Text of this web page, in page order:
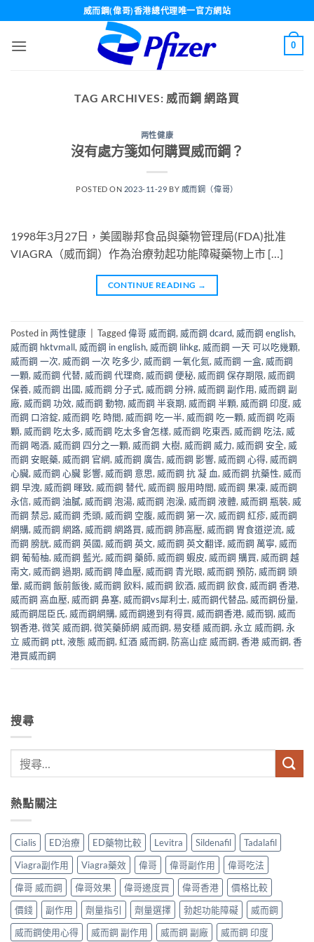
to
content
威而鋼(偉哥)香港總代理唯一官方網站
0
TAG ARCHIVES: 威而鋼 網路買
两性健康
沒有處方箋如何購買威而鋼？
POSTED ON 2023-11-29 BY 威而鋼（偉哥）
1998年3月27日，美國聯邦食品與藥物管理局(FDA)批准
VIAGRA（威而鋼）作為治療勃起功能障礙藥物上市 […]
CONTINUE READING →
Posted in两性健康 Tagged偉哥 威而鋼, 威而鋼 dcard, 威而鋼 english,
威而鋼 hktvmall, 威而鋼 in english, 威而鋼 lihkg, 威而鋼 一天 可以吃幾顆,
威而鋼 一次, 威而鋼 一次 吃多少, 威而鋼 一氧化氮, 威而鋼 一盒, 威而鋼
一顆, 威而鋼 代替, 威而鋼 代理商, 威而鋼 便秘, 威而鋼 保存期限, 威而鋼
保養, 威而鋼 出國, 威而鋼 分子式, 威而鋼 分辨, 威而鋼 副作用, 威而鋼 副
廠, 威而鋼 功效, 威而鋼 動物, 威而鋼 半衰期, 威而鋼 半顆, 威而鋼 印度, 威
而鋼 口溶錠, 威而鋼 吃 時間, 威而鋼 吃一半, 威而鋼 吃一顆, 威而鋼 吃兩
顆, 威而鋼 吃太多, 威而鋼 吃太多會怎樣, 威而鋼 吃東西, 威而鋼 吃法, 威
而鋼 喝酒, 威而鋼 四分之一顆, 威而鋼 大樹, 威而鋼 威力, 威而鋼 安全, 威
而鋼 安眠藥, 威而鋼 官網, 威而鋼 廣告, 威而鋼 影響, 威而鋼 心得, 威而鋼
心臟, 威而鋼 心臟 影響, 威而鋼 意思, 威而鋼 抗 凝 血, 威而鋼 抗藥性, 威而
鋼 早洩, 威而鋼 暉致, 威而鋼 替代, 威而鋼 服用時間, 威而鋼 果凍, 威而鋼
永信, 威而鋼 油膩, 威而鋼 泡湯, 威而鋼 泡澡, 威而鋼 液體, 威而鋼 瓶裝, 威
而鋼 禁忌, 威而鋼 禿頭, 威而鋼 空腹, 威而鋼 第一次, 威而鋼 紅疹, 威而鋼
網購, 威而鋼 網路, 威而鋼 網路買, 威而鋼 肺高壓, 威而鋼 胃食道逆流, 威
而鋼 膀胱, 威而鋼 英國, 威而鋼 英文, 威而鋼 英文翻译, 威而鋼 萬寧, 威而
鋼 葡萄柚, 威而鋼 藍光, 威而鋼 藥師, 威而鋼 蝦皮, 威而鋼 購買, 威而鋼 越
南文, 威而鋼 過期, 威而鋼 降血壓, 威而鋼 青光眼, 威而鋼 預防, 威而鋼 頭
暈, 威而鋼 飯前飯後, 威而鋼 飲料, 威而鋼 飲酒, 威而鋼 飲食, 威而鋼 香港,
威而鋼 高血壓, 威而鋼 鼻塞, 威而鋼vs犀利士, 威而鋼代替品, 威而鋼份量,
威而鋼屈臣氏, 威而鋼網購, 威而鋼邊到有得買, 威而鋼香港, 威而钢, 威而
钢香港, 微笑 威而鋼, 微笑藥師網 威而鋼, 易安穩 威而鋼, 永立 威而鋼, 永
立 威而鋼 ptt, 液態 威而鋼, 紅酒 威而鋼, 防高山症 威而鋼, 香港 威而鋼, 香
港買威而鋼
搜尋
熱點關注
Cialis ED治療 ED藥物比較 Levitra Sildenafil
Tadalafil
Viagra副作用
Viagra藥效 偉哥 偉哥副作用
偉哥吃法
偉哥 威而鋼
偉哥效果 偉哥邊度買 偉哥香港
價格比較
價錢
副作用 劑量指引 劑量選擇 勃起功能障礙
威而鋼
威而鋼使用心得
威而鋼 副作用 威而鋼 副廠 威而鋼 印度